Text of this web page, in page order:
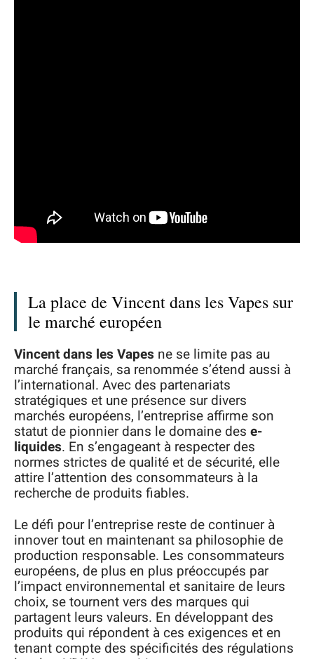
La place de Vincent dans les Vapes sur
le marché européen
Vincent dans les Vapes ne se limite pas au
marché français, sa renommée s’étend aussi à
l’international. Avec des partenariats
stratégiques et une présence sur divers
marchés européens, l’entreprise affirme son
statut de pionnier dans le domaine des e-
liquides. En s’engageant à respecter des
normes strictes de qualité et de sécurité, elle
attire l’attention des consommateurs à la
recherche de produits fiables.
Le défi pour l’entreprise reste de continuer à
innover tout en maintenant sa philosophie de
production responsable. Les consommateurs
européens, de plus en plus préoccupés par
l’impact environnemental et sanitaire de leurs
choix, se tournent vers des marques qui
partagent leurs valeurs. En développant des
produits qui répondent à ces exigences et en
tenant compte des spécificités des régulations